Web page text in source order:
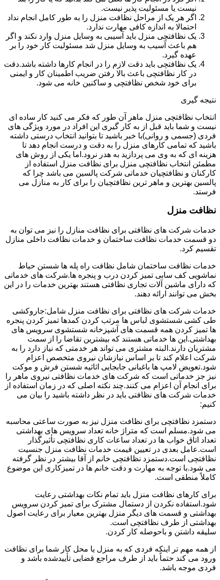
نیست یا مسئولیت پذیر نیست.
اگر هر یک از مراحل نظافت منزل را به طور کامل انجام نداد
احتمالا به اندازه کافی مهارت ندارد.
یک نظافتچی منزل باید آسیبی به وسایل منزل وارد نکند و اگر
هم باعث آسیب به وسایل منزل شد مسئولیت کار خود را بر
عهده گیرد.
یک نظافتچی باید دقت لازم را در انجام کارها داشته باشد.دقت
در کار نظافتچی باعث بالا رفتن ضریب اطمینان کار و ایمنی
برای خود شخص نظافتچی و ساکنین خانه می شود.
نتیجه گیری
انتخاب نظافتچی منزل ماهر آن طور که فکر می کنید کار ساده ای
نیست و شما باید قبل از به کار گیری این افراد در مورد ویژگی های
فردی (جسمی و روانی)با خبر باشید تا بتوانید انتخاب درستی داشته
باشید که تمامی کارهای منزل را به دقت و درست انجام دهد تا
هزینه ای که به وی می پردازید به هدر نرود.اما یکی از روش های
مطمئن انتخاب نظافتچی منزل برای نظافت منزل استفاده از
کارکنان و نظافتچیان خدماتی شرکت پالسین می باشد چرا که
پالسین بهترین و ماهر ترین نظافتچیان را برای کار به منازل می
فرستد.
نظافت منزل
خدمات شرکت های نظافتی برای نظافت منازل را نیز می توان به
دو قسمت خدمات نظافت ساختمان و خدمات نظافت داخلی منازل
تقسیم کرد.
خدمات نظافت ساختمان شامل نظافت راه پله ها شستن حیاط
نماشویی کف سابی تمیز کردن درب و پنجره ها.شرکت های خدماتی
که دارای ماشین آلات تجاری نظافتی هستند بهترین خدمات را در این
بخش می توانند ارائه دهند.
خدمات شرکت های نظافتی برای نظافت منزل شامل:جاروکشی
طی کشی شستشوی لباس ها مرتب کردن کمدها تمیز کردن پنجره
ها تمیز کردن همه قسمت های آشپزخانه شستشوی سرویس های
بهداشتی.این ها خدماتی هستند که بیشترین تقاضا را از سمت
مشتریان دارند.البته مشتری می تواند هر خدمتی که نیاز دارد را به
شرکت اعلام کند تا بر اساس نیازشان نیروی متخصص اعزام
شود.تعویض لامپ ها باغبانی جابجایی اثاثیه شستن فرش و موکت
نیز جز خدماتی است که شرکت های خدمات نظافتی نیروی ماهر را
برای انجام آن اعزام می کنند.چند نکته اصلی که در زمان استفاده از
خدمات شرکت های نظافتی باید در نظر داشته باشید را بیان می
کنیم:
دستمزد نظافتچی برای نظافت منزل نیز به صورت ساعتی محاسبه
می شود.مسلم است که متراژ خانه تعداد سرویس های بهداشتی
تعداد اتاق خواب ها در تعداد ساعات کاری نظافتچی تأثیرگذار
است.عامل بعدی در تعیین قیمت خدمات نظافت منزل جنسیت
نظافتچی است.دستمزد نظافتچی خانم از آقا بیشتر در نظر گرفته
می شود.با توجه به مهارت و دقت خانم ها در تمیزکاری این موضوع
کاملاً منطقی است.
برای کارهای نظافت منزل باید تمام نکات بهداشتی رعایت
شود.استفاده نکردن از دستمال مشترک برای تمیز کردن سرویس
بهداشتی و قسمت های دیگر منزل بهترین معیار برای رعایت اصول
بهداشتی از طرف نظافتچی است.
سلیقه داشتن و باحوصله کار کردن.
از همه مهم تر اینکه فردی که به منزل یا محل کار شما برای نظافت
ورود می کند حتماً باید از طرف مراجع قضایی تأییدشده باشد و
فردی موجه باشد.